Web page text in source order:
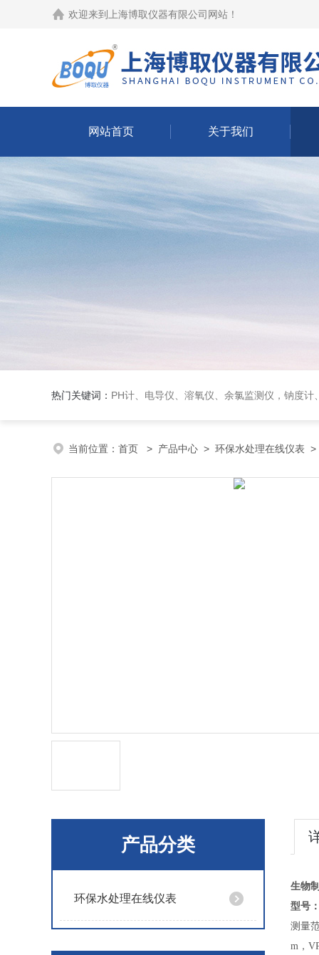
欢迎来到 上海博取仪器有限公司网站 ！
网站首页 关于我们
热门关键词： PH计、电导仪、溶氧仪、余氯监测仪，钠度计、酸碱浓度计、
当前位置： 首页 > 产品中心 > 环保水处理在线仪表
产品分类
环保水处理在线仪表
生物
型号
测量
m，